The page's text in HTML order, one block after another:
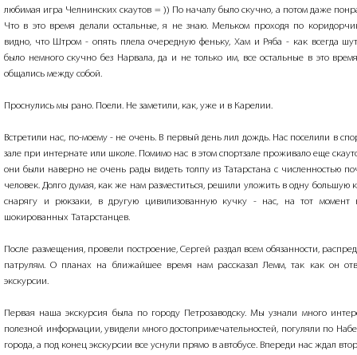
любимая игра Челнинских скаутов = )) По началу было скучно, а потом даже
Что в это время делали остальные, я не знаю. Мельком проходя по
видно, что Штром - опять плела очередную феньку, Хам и Ряба - как всегда
было немного скучно без Нарвала, да и не только им, все остальные в это
общались между собой.
Проснулись мы рано. Поели. Не заметили, как, уже и в Карелии.
Встретили нас, по-моему - не очень. В первый день лил дождь. Нас поселили в
зале при интернате или школе. Помимо нас в этом спортзале проживало еще
они были наверно не очень рады видеть толпу из Татарстана с численностью
человек. Долго думая, как же нам разместиться, решили уложить в одну большую
снарягу и рюкзаки, в другую цивилизованную кучку - нас, на тот момент
шокированных Татарстанцев.
После размещения, провели построение, Сергей раздал всем обязанности,
патрулям. О планах на ближайшее время нам рассказал Лемм, так как он
экскурсии.
Первая наша экскурсия была по городу Петрозаводску. Мы узнали много
полезной информации, увидели много достопримечательностей, погуляли по
города, а под конец экскурсии все уснули прямо в автобусе. Впереди нас ждал